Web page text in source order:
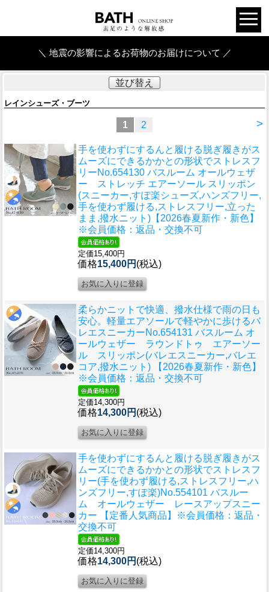
＼ 地震の影響によるお荷物のお届けについて ／
並び替え
レインシューズ・ブーツ
>
1 2
手を使わずにするんと履ける脱ぎ履きがス
ムーズにできるかかとの形状でストレスフ
リーNo.654130 バスルーム オールウェザ
ー ストレッチ エアーソール スリッポン
(スニーカー,すぽ楽シューズ,ハンズフリー,
手を使わず履ける,ストレスフリー,立った
まま,撥水ニット)【2026春夏新作・新色】
※会員価格：返品・交換不可
定価15,400円
価格15,400円 (税込)
柔らかニットで快適、撥水仕様で雨の日も
安心。軽量エアソールで軽やかに歩けるバ
レエスニーカーNo.654131 バスルーム オ
ールウェザー ラウンドトゥ エアーソー
ル スリッポン(バレエスニーカー,バレエ
コア,撥水ニット) 【2026春夏新作・新色】
※会員価格：返品・交換不可
定価14,300円
価格14,300円 (税込)
手を使わずにするんと履ける脱ぎ履きがス
ムーズにできるかかとの形状でストレスフ
リー(手を使わず履ける,ストレスフリー,ハ
ンズフリー,すぽ楽)No.554101 バスルー
ム オールウェザー レースアップスニー
カー 【定番人気商品】※会員価格：返品・
交換不可
定価14,300円
価格14,300円 (税込)